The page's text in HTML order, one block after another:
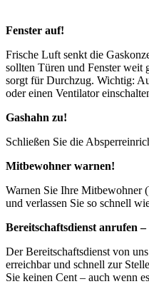
Fenster auf!
Frische Luft senkt die
sollten Türen und Fenster weit
sorgt für Durchzug. Wichtig:
oder einen Ventilator
Gashahn zu!
Schließen Sie die
Mitbewohner warnen!
Warnen Sie Ihre
und verlassen Sie so schnell
Bereitschaftsdienst anrufen
Der Bereitschaftsdienst von
erreichbar und schnell zur
Sie keinen Cent – auch wenn